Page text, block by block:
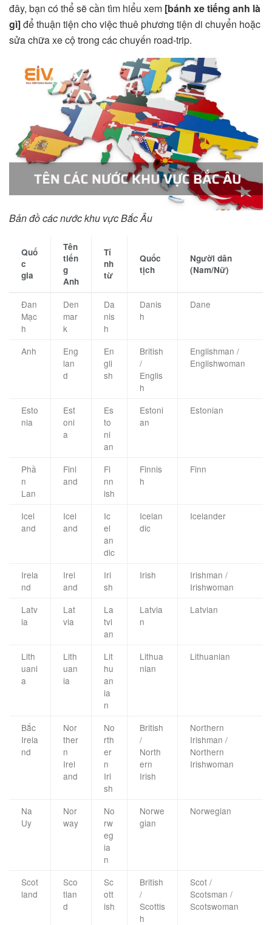
đây, bạn có thể sẽ cần tìm hiểu xem [bánh xe tiếng anh là
gì]để thuận tiện cho việc thuê phương tiện di chuyển hoặc
sửa chữa xe cộ trong các chuyến road-trip.
Bản đồ các nước khu vực Bắc Âu
Quố
c
gia
Tên
tiến
g
Anh
Tí
nh
từ
Quốc
tịch
Người dân
(Nam/Nữ)
Đan
Mạc
h
Den
mar
k
Da
nis
h
Danis
h
Dane
Anh
Eng
lan
d
En
gli
sh
British
/
Englis
h
Englishman /
Englishwoman
Esto
nia
Est
oni
a
Es
to
ni
an
Estoni
an
Estonian
Phầ
n
Lan
Finl
and
Fi
nn
ish
Finnis
h
Finn
Icel
and
Icel
and
Ic
el
an
dic
Icelan
dic
Icelander
Irela
nd
Irel
and
Iri
sh
Irish
Irishman /
Irishwoman
Latv
ia
Lat
via
La
tvi
an
Latvia
n
Latvian
Lith
uani
a
Lith
uan
ia
Lit
hu
an
ia
n
Lithua
nian
Lithuanian
Bắc
Irela
nd
Nor
ther
n
Irel
and
No
rth
er
n
Iri
sh
British
/
North
ern
Irish
Northern
Irishman /
Northern
Irishwoman
Na
Uy
Nor
way
No
rw
eg
ia
n
Norwe
gian
Norwegian
Scot
land
Sco
tlan
d
Sc
ott
ish
British
/
Scottis
h
Scot /
Scotsman /
Scotswoman